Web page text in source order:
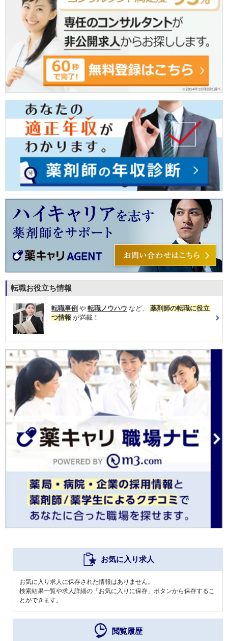
転職お役立ち情報
転職事例 や 転職ノウハウ など、 薬剤師の転職に役立
つ情報 が満載！
お気に入り求人
お気に入り求人に保存された情報はありません。
検索結果一覧や求人詳細の「お気に入りに保存」ボタンから保存するこ
とができます。
閲覧履歴